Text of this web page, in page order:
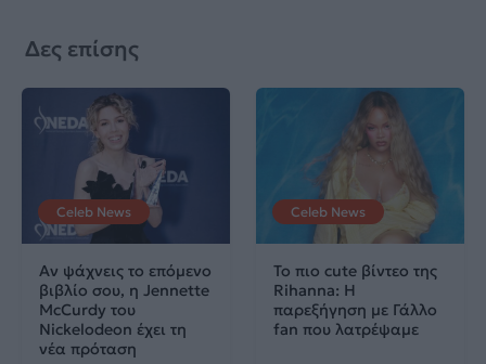
Δες επίσης
Celeb News
Αν ψάχνεις το επόμενο
βιβλίο σου, η Jennette
McCurdy του
Nickelodeon έχει τη
νέα πρόταση
Celeb News
Το πιο cute βίντεο της
Rihanna: Η
παρεξήγηση με Γάλλο
fan που λατρέψαμε